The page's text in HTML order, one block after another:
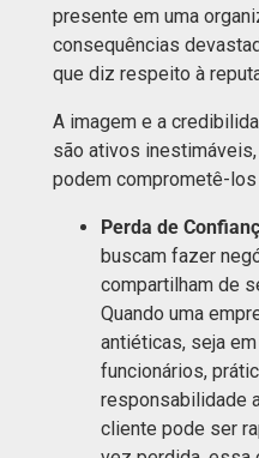
presente em uma
consequências
que diz respeito à
A imagem e a
são ativos
podem comprometê-los
Perda de
buscam fazer
compartilham de
Quando uma
antiéticas, seja
funcionários,
responsabilidade
cliente pode ser